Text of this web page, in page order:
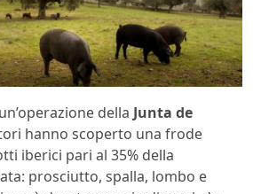
della Junta de
hanno scoperto una frode
iberici pari al 35% della
prosciutto, spalla, lombo e